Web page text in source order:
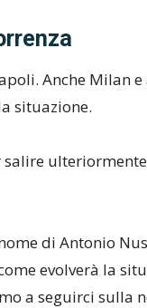
Anche Milan
situazione.
di Antonio
evolverà la
a seguirci sulla